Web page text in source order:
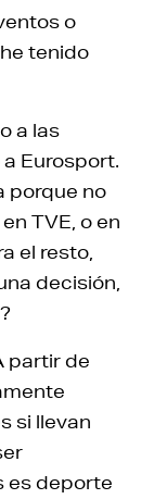
o
tenido
a las
Eurosport.
porque no
TVE, o en
el resto,
decisión,
partir de
si llevan
es deporte